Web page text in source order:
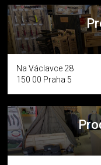
Na Václavce 28
150 00 Praha 5